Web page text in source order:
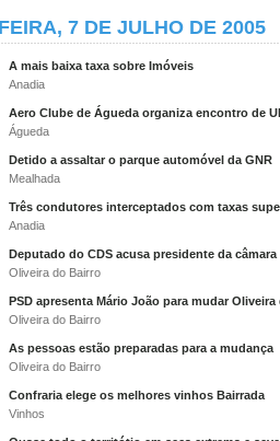
7 DE JULHO DE 2005
A mais baixa taxa sobre Imóveis
Anadia
Aero Clube de Águeda organiza encontro de
Águeda
Detido a assaltar o parque automóvel da GNR
Mealhada
Três condutores interceptados com taxas
Anadia
Deputado do CDS acusa presidente da
Oliveira do Bairro
PSD apresenta Mário João para mudar
Oliveira do Bairro
As pessoas estão preparadas para a mudança
Oliveira do Bairro
Confraria elege os melhores vinhos Bairrada
Vinhos